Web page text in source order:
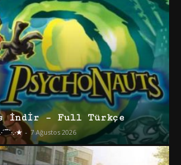
İndir – Full Türkçe
- 7 Ağustos 2026